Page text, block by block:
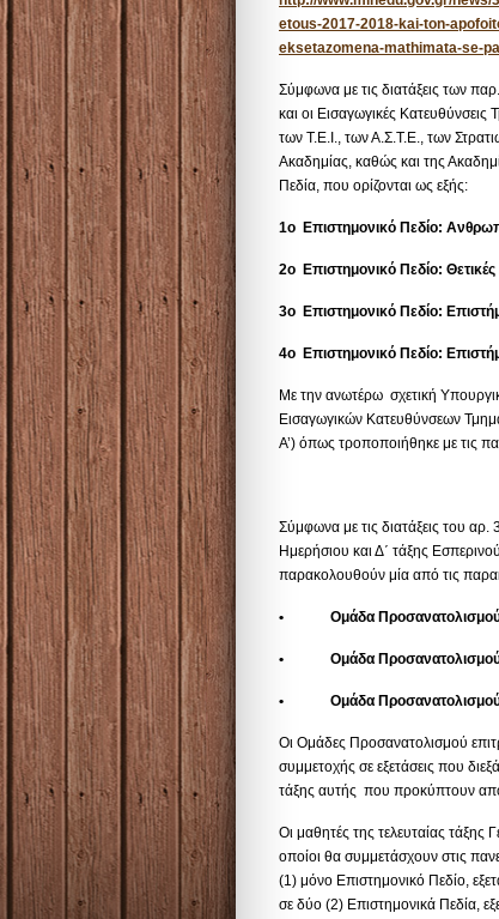
etous-2017-2018-kai-ton-
eksetazomena-mathimata-se-
Σύμφωνα με τις διατάξεις των
και οι Εισαγωγικές
των Τ.Ε.Ι., των Α.Σ.Τ.Ε., των
Ακαδημίας, καθώς και της
Πεδία, που ορίζονται ως εξής:
1ο Επιστημονικό Πεδίο:
2ο Επιστημονικό Πεδίο:
3ο Επιστημονικό Πεδίο:
4ο Επιστημονικό Πεδίο:
Με την ανωτέρω σχετική
Εισαγωγικών Κατευθύνσεων
Α’) όπως τροποποιήθηκε με τις
Σύμφωνα με τις διατάξεις του
Ημερήσιου και Δ΄ τάξης
παρακολουθούν μία από τις
• Ομάδα
• Ομάδα
• Ομάδα
Οι Ομάδες Προσανατολισμού
συμμετοχής σε εξετάσεις που
τάξης αυτής που προκύπτουν
Οι μαθητές της τελευταίας τάξης
οποίοι θα συμμετάσχουν στις
(1) μόνο Επιστημονικό Πεδίο,
σε δύο (2) Επιστημονικά Πεδία,